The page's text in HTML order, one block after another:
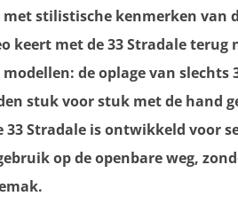
met stilistische kenmerken van
keert met de 33 Stradale terug
de oplage van
stuk voor stuk met de hand
33 Stradale is ontwikkeld voor
op de openbare weg,